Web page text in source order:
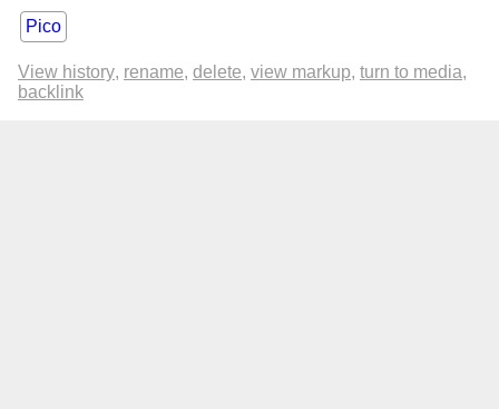
Pico
View history rename delete view markup turn to media
backlink